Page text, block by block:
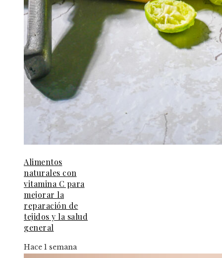
Alimentos
naturales con
vitamina C para
mejorar la
reparación de
tejidos y la salud
general
Hace 1 semana